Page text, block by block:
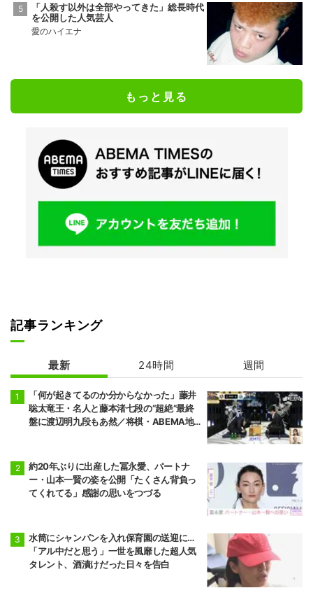
「人殺す以外は全部やってきた」総長時代
を公開した人気芸人
愛のハイエナ
もっと見る
記事ランキング
最新 24時間 週間
「何が起きてるのか分からなかった」藤井
聡太竜王・名人と藤本渚七段の“超絶”最終
盤に渡辺明九段もあ然／将棋・ABEMA地
約20年ぶりに出産した冨永愛、パートナ
ー・山本一賢の姿を公開「たくさん背負っ
てくれてる」感謝の思いをつづる
水筒にシャンパンを入れ保育園の送迎に…
「アル中だと思う」一世を風靡した超人気
タレント、酒漬けだった日々を告白